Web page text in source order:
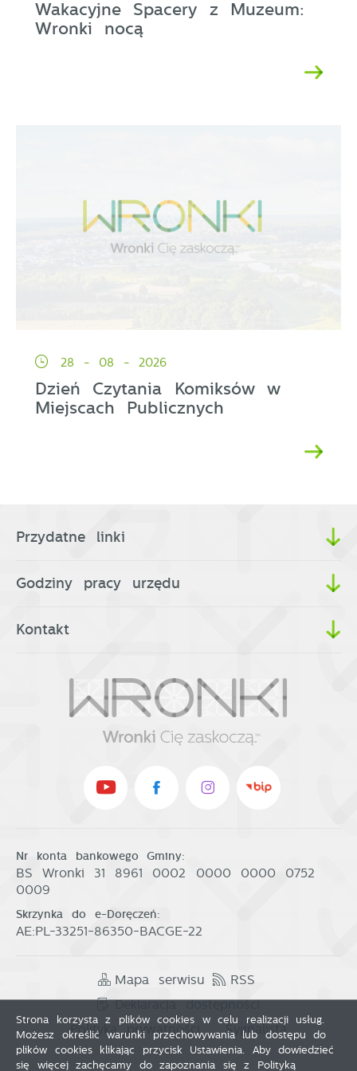
Wakacyjne Spacery z Muzeum:
Wronki nocą
28 - 08 - 2026
Dzień Czytania Komiksów w
Miejscach Publicznych
Przydatne linki
Godziny pracy urzędu
Kontakt
Nr konta bankowego Gminy:
BS Wronki 31 8961 0002 0000 0000 0752
0009
Skrzynka do e-Doręczeń:
AE:PL-33251-86350-BACGE-22
Mapa serwisu
RSS
Deklaracja dostępności
Polityka prywatności
Sygnalista
Strona korzysta z plików cookies w celu realizacji usług.
Możesz określić warunki przechowywania lub dostępu do
plików cookies klikając przycisk Ustawienia. Aby dowiedzieć
się więcej zachęcamy do zapoznania się z Polityką